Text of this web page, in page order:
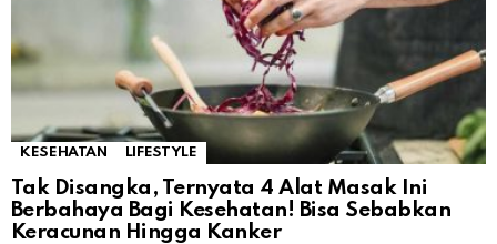
KESEHATAN LIFESTYLE
Tak Disangka, Ternyata 4 Alat Masak Ini
Berbahaya Bagi Kesehatan! Bisa Sebabkan
Keracunan Hingga Kanker